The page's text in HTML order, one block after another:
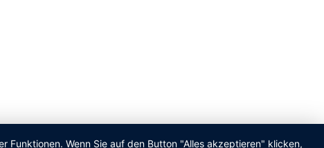
Wenn Sie auf den Button "Alles akzeptieren" klicken,